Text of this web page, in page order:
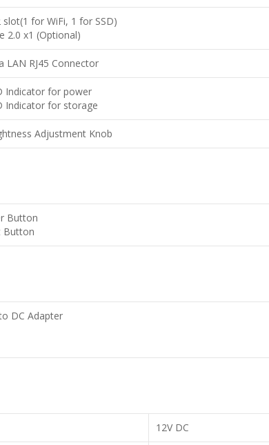
slot(1 for WiFi, 1 for SSD)
2.0 x1 (Optional)
LAN RJ45 Connector
Indicator for power
Indicator for storage
Adjustment Knob
Button
Button
DC Adapter
12V DC